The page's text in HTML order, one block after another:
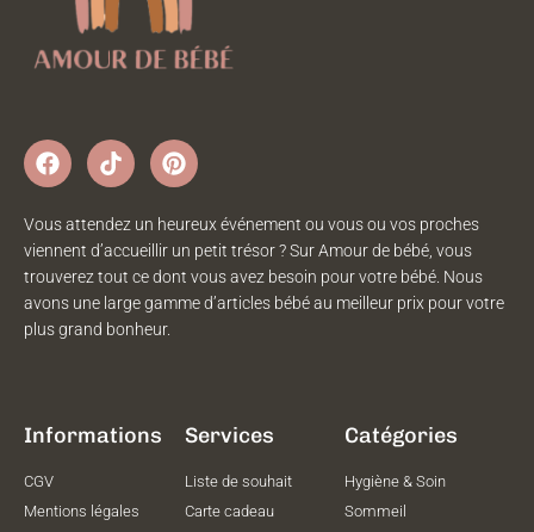
Vous attendez un heureux événement ou vous ou vos proches
viennent d’accueillir un petit trésor ? Sur Amour de bébé, vous
trouverez tout ce dont vous avez besoin pour votre bébé. Nous
avons une large gamme d’articles bébé au meilleur prix pour votre
plus grand bonheur.
Informations
CGV
Mentions légales
Services
Liste de souhait
Carte cadeau
Catégories
Hygiène & Soin
Sommeil